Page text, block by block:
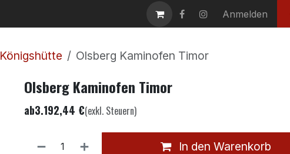
Anmelden
Königshütte Olsberg Kaminofen Timor
Olsberg Kaminofen Timor
ab3.192,44 €(exkl. Steuern)
In den Warenkorb